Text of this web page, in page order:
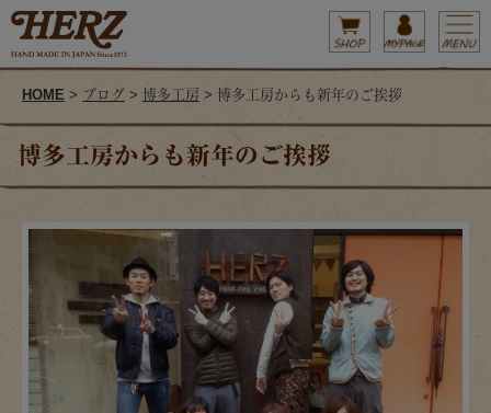
HOME > ブログ > 博多工房 > 博多工房からも新年のご挨拶
博多工房からも新年のご挨拶